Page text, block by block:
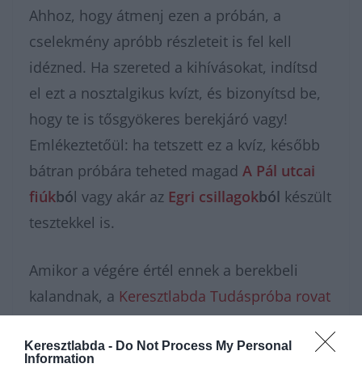
Keresztlabda - Do Not Process My Personal
Information
Ahhoz, hogy átmenj ezen a próbán, a
cselekmény apróbb részleteit is fel kell
idézned. Ha szereted a kihívásokat, indítsd
el ezt a nosztalgikus kvízt, és bizonyítsd be,
hogy te is tősgyökeres berekjáró vagy!
Emlékeztetőül: ha tetszett ez a kvíz, később
bátran próbára teheted magad A Pál utcai
fiúkból vagy akár az Egri csillagokból készült
tesztekkel is.
Amikor a végére értél ennek a berekbeli
kalandnak, a Keresztlabda Tudáspróba rovat
oldalán még rengeteg irodalmi és
szórakoztató kvíz vár rád. Ne tartsd